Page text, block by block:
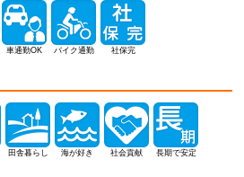
車通勤OK バイク通勤 社保完
田舎暮らし 海が好き 社会貢献 長期で安定